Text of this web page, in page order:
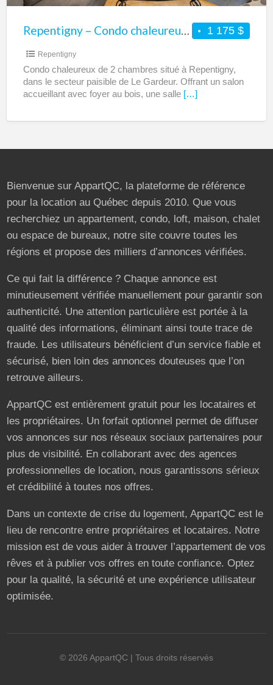
louer
paisible
1 175 $
Repentigny – Condo chaleureux de 2 chambres à louer – Secteur paisible de Le Gardeur
Repentigny
Condo chaleureux de 2 chambres situé à Repentigny,
dans le secteur paisible de Le Gardeur. Offrant un salon
accueillant avec foyer au bois, une salle […]
Bienvenue sur AppartQC, la plateforme de référence
pour la location au Québec depuis 2010. Que vous
recherchiez un appartement, condo, loft, maison, chalet
ou espace de bureaux, notre site couvre toutes les
régions et propose des milliers d’annonces vérifiées.
Ce qui fait la différence ? Chaque annonce est
minutieusement vérifiée manuellement pour garantir son
authenticité. Une attention particulière est portée à la
qualité des informations, éliminant ainsi toute trace de
fraude. Les utilisateurs bénéficient d’un service fiable et
sécurisé, bien loin des annonces douteuses que l’on
retrouve ailleurs.
AppartQC est entièrement gratuit pour les locataires et
les propriétaires. Un forfait optionnel permet de diffuser
vos annonces sur nos réseaux sociaux partenaires pour
plus de visibilité. En collaborant avec des agences
professionnelles de location, nous garantissons sérieux
et crédibilité à toutes nos offres.
Dans un contexte de crise du logement, AppartQC est le
lieu de rencontre entre propriétaires et locataires. Notre
mission est de vous aider à trouver l’appartement de vos
rêves et à publier vos offres en toute confiance. Optez
pour la qualité, la sécurité et une expérience utilisateur
optimisée.
© 2026 AppartQC | Tous droits réservés